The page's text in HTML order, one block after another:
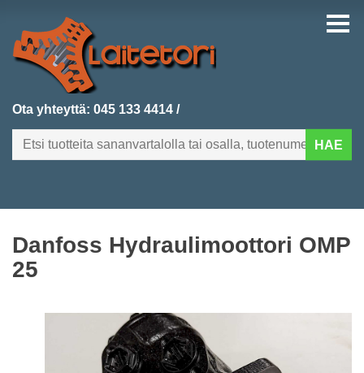
Ota yhteyttä: 045 133 4414 /
HAE
ETUSIVU
VIIMEKSI LISÄTYT
TUOTEHAKU
Danfoss Hydraulimoottori OMP
25